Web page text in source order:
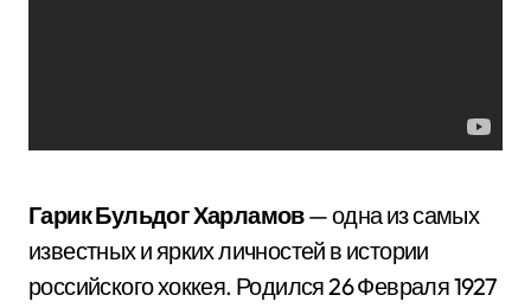
Гарик Бульдог Харламов— одна из самых
известных и ярких личностей в истории
российского хоккея. Родился 26 Февраля 1927